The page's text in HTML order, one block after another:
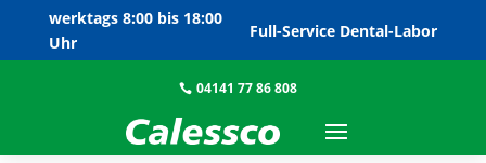
werktags 8:00 bis 18:00
Uhr
Full-Service Dental-Labor
 04141 77 86 808